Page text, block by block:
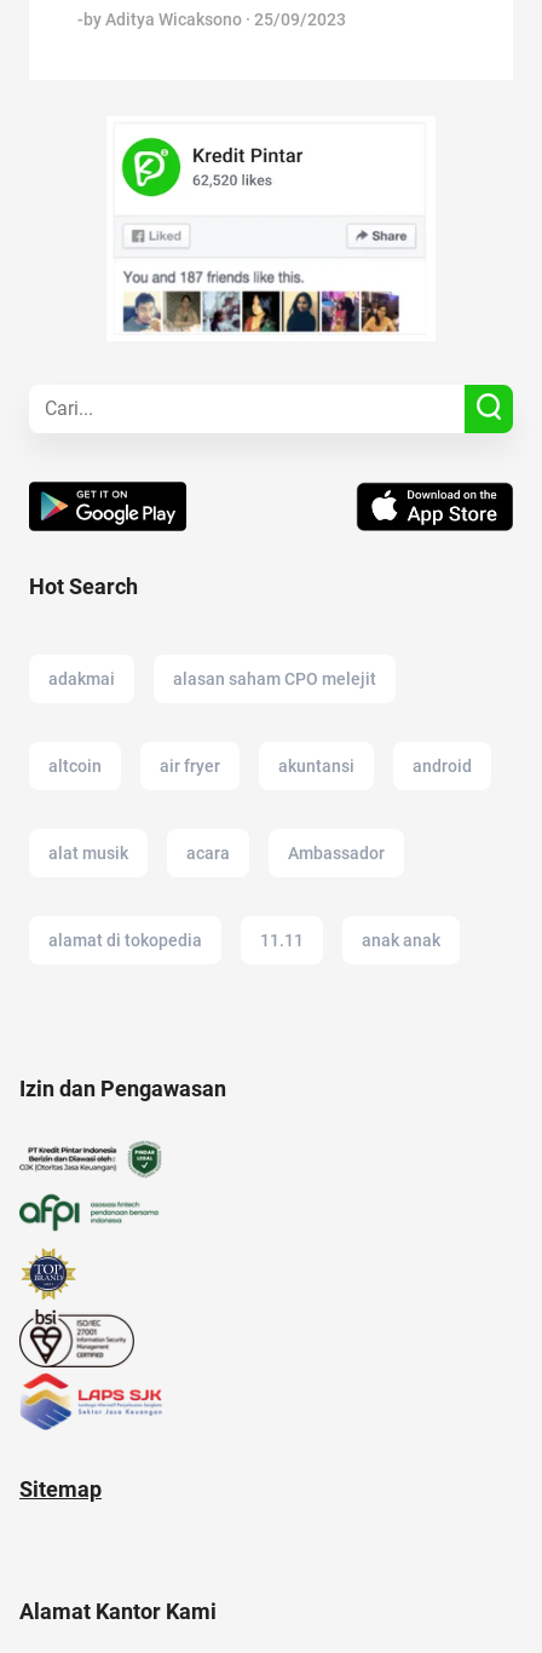
-byAditya Wicaksono · 25/09/2023
Hot Search
adakmai alasan saham CPO melejit
altcoin air fryer akuntansi android
alat musik acara Ambassador
alamat di tokopedia 11.11 anak anak
administrasi bisnis
akun google
Izin dan Pengawasan
Sitemap
Alamat Kantor Kami